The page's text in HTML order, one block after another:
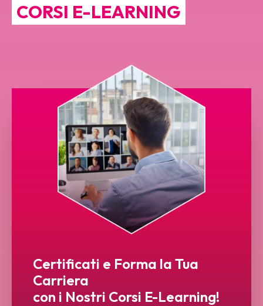
CORSI E-LEARNING
Certificati e Forma la Tua
Carriera
con i Nostri Corsi E-Learning!